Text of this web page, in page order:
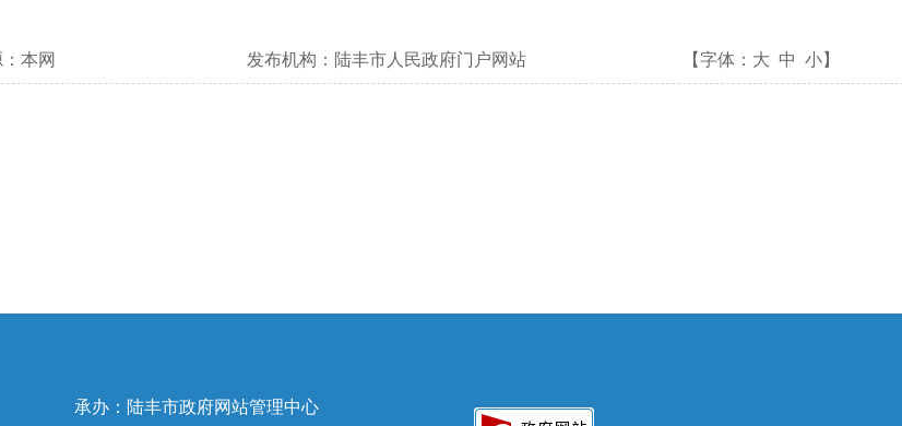
本网 发布机构： 陆丰市人民政府门户网站 【字体： 大 中 小】
承办：陆丰市政府网站管理中心